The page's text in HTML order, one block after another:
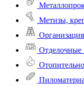
Метизы,
Отделочные